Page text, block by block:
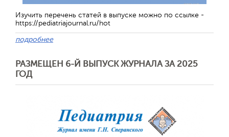
Изучить перечень статей в выпуске можно по ссылке -
https://pediatriajournal.ru/hot
подробнее
РАЗМЕЩЕН 6-Й ВЫПУСК ЖУРНАЛА ЗА 2025
ГОД